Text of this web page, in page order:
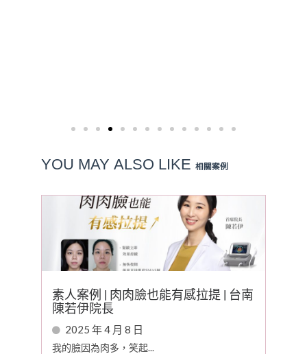
YOU MAY ALSO LIKE 相關案例
素人案例 | 肉肉臉也能有感拉提 | 台南
陳若伊院長
2025 年 4 月 8 日
我的臉因為肉多，笑起...